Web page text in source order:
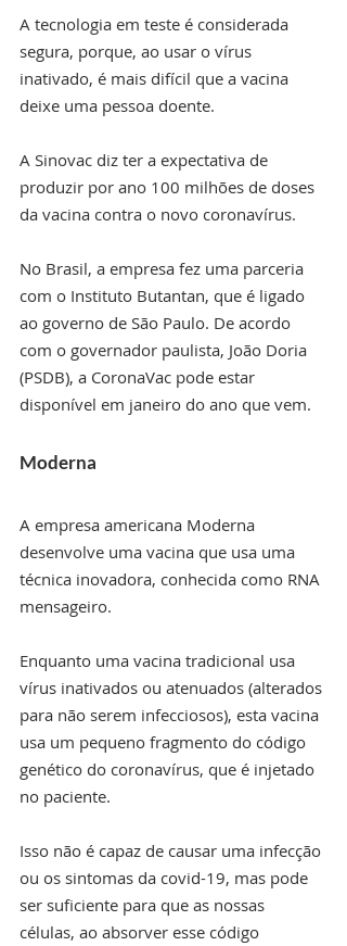
A tecnologia em teste é considerada
segura, porque, ao usar o vírus
inativado, é mais difícil que a vacina
deixe uma pessoa doente.
A Sinovac diz ter a expectativa de
produzir por ano 100 milhões de doses
da vacina contra o novo coronavírus.
No Brasil, a empresa fez uma parceria
com o Instituto Butantan, que é ligado
ao governo de São Paulo. De acordo
com o governador paulista, João Doria
(PSDB), a CoronaVac pode estar
disponível em janeiro do ano que vem.
Moderna
A empresa americana Moderna
desenvolve uma vacina que usa uma
técnica inovadora, conhecida como RNA
mensageiro.
Enquanto uma vacina tradicional usa
vírus inativados ou atenuados (alterados
para não serem infecciosos), esta vacina
usa um pequeno fragmento do código
genético do coronavírus, que é injetado
no paciente.
Isso não é capaz de causar uma infecção
ou os sintomas da covid-19, mas pode
ser suficiente para que as nossas
células, ao absorver esse código